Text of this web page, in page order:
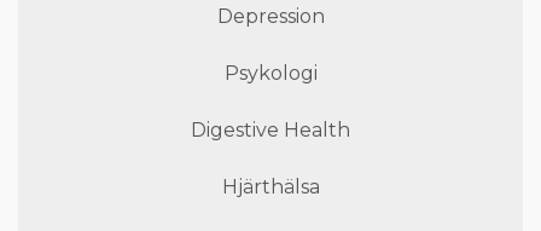
Depression
Psykologi
Digestive Health
Hjärthälsa